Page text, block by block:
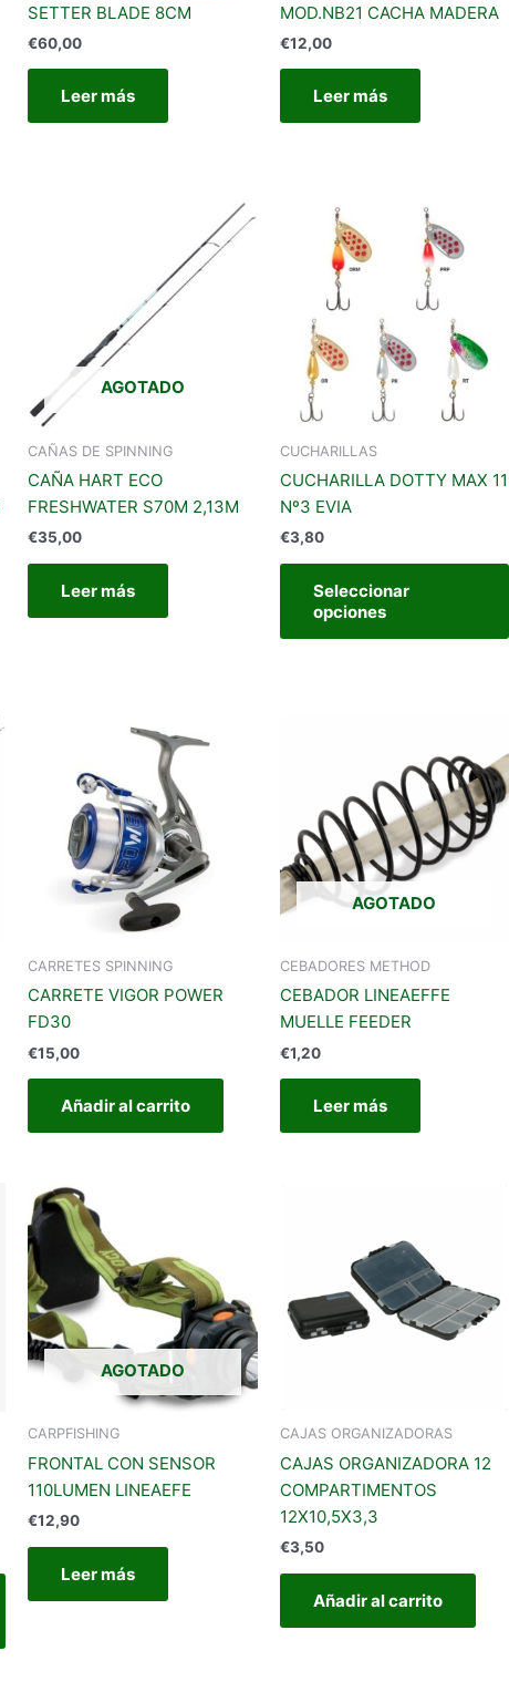
SETTER BLADE 8CM
€60,00
Leer más
MOD.NB21 CACHA MADERA
€12,00
Leer más
AGOTADO
CAÑAS DE SPINNING
CAÑA HART ECO
FRESHWATER S70M 2,13M
€35,00
Leer más
CUCHARILLAS
CUCHARILLA DOTTY MAX 11
Nº3 EVIA
€3,80
Seleccionar
opciones
CARRETES SPINNING
CARRETE VIGOR POWER
FD30
€15,00
Añadir al carrito
AGOTADO
CEBADORES METHOD
CEBADOR LINEAEFFE
MUELLE FEEDER
€1,20
Leer más
Este
producto
tiene
múltiples
variantes.
Las
opciones
elegir
página
producto
AGOTADO
CARPFISHING
FRONTAL CON SENSOR
110LUMEN LINEAEFE
€12,90
Leer más
CAJAS ORGANIZADORAS
CAJAS ORGANIZADORA 12
COMPARTIMENTOS
12X10,5X3,3
€3,50
Añadir al carrito